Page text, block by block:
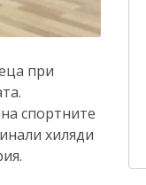
при
спортните
хиляди